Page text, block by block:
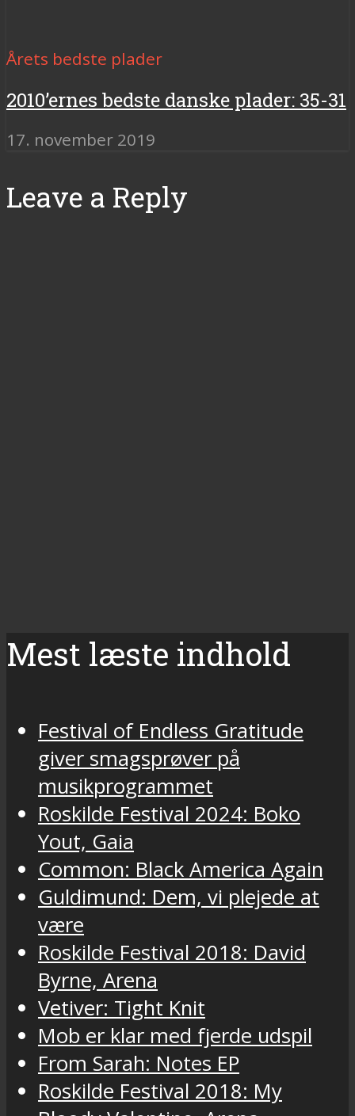
Årets bedste plader
2010’ernes bedste danske plader: 35-31
17. november 2019
Leave a Reply
Mest læste indhold
Festival of Endless Gratitude
giver smagsprøver på
musikprogrammet
Roskilde Festival 2024: Boko
Yout, Gaia
Common: Black America Again
Guldimund: Dem, vi plejede at
være
Roskilde Festival 2018: David
Byrne, Arena
Vetiver: Tight Knit
Mob er klar med fjerde udspil
From Sarah: Notes EP
Roskilde Festival 2018: My